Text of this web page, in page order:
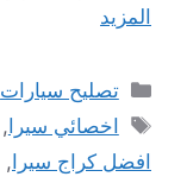
المزيد
التصنيفات
تصليح سيارات
الوسوم
اخصائي سيرا,
افضل كراج سيرا,